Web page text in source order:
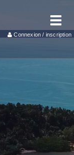
Connexion / inscription